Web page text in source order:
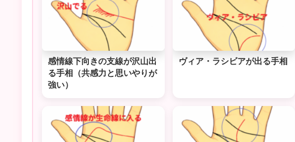
感情線下向きの支線が沢山出
る手相（共感力と思いやりが
強い）
ヴィア・ラシビアが出る手相